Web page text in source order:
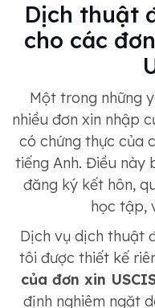
Dịch thuật
cho các
Một trong những
nhiều đơn xin nhập
có chứng thực của
tiếng Anh. Điều này
đăng ký kết hôn,
học tập,
Dịch vụ dịch thuật
tôi được thiết kế
của đơn xin
định nghiêm ngặt